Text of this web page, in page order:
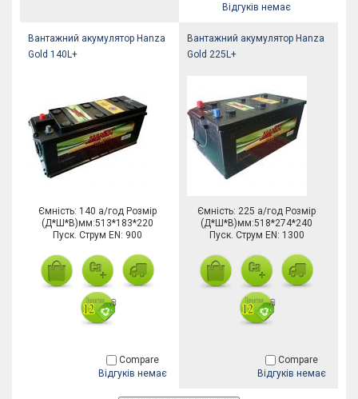
Відгуків немає
Вантажний акумулятор Hanza
Gold 140L+
Ємність: 140 а/год Розмір
(Д*Ш*В)мм:513*183*220
Пуск. Струм EN: 900
Compare
Відгуків немає
Вантажний акумулятор Hanza
Gold 225L+
Ємність: 225 а/год Розмір
(Д*Ш*В)мм:518*274*240
Пуск. Струм EN: 1300
Compare
Відгуків немає